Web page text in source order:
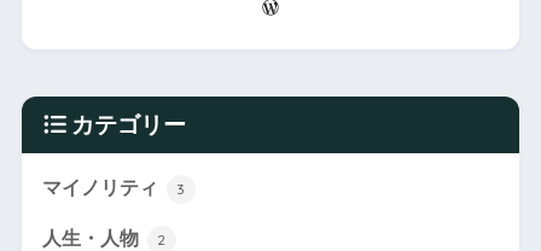
カテゴリー
マイノリティ 3
人生・人物 2